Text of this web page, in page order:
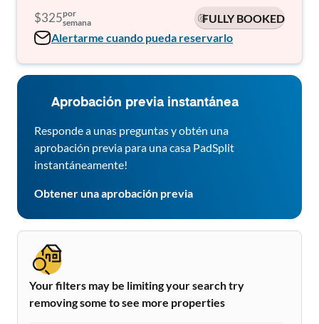
$325por
semana
FULLY BOOKED
Alertarme cuando pueda reservarlo
Aprobación previa instantánea
Responde a unas preguntas y obtén una
aprobación previa para una casa PadSplit
instantáneamente!
Obtener una aprobación previa
Your filters may be limiting your search try
removing some to see more properties